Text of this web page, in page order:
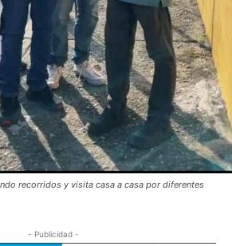
recorridos y visita casa a casa por diferentes
- Publicidad -